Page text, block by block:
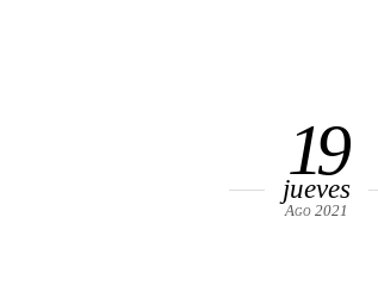
19
jueves
Ago 2021